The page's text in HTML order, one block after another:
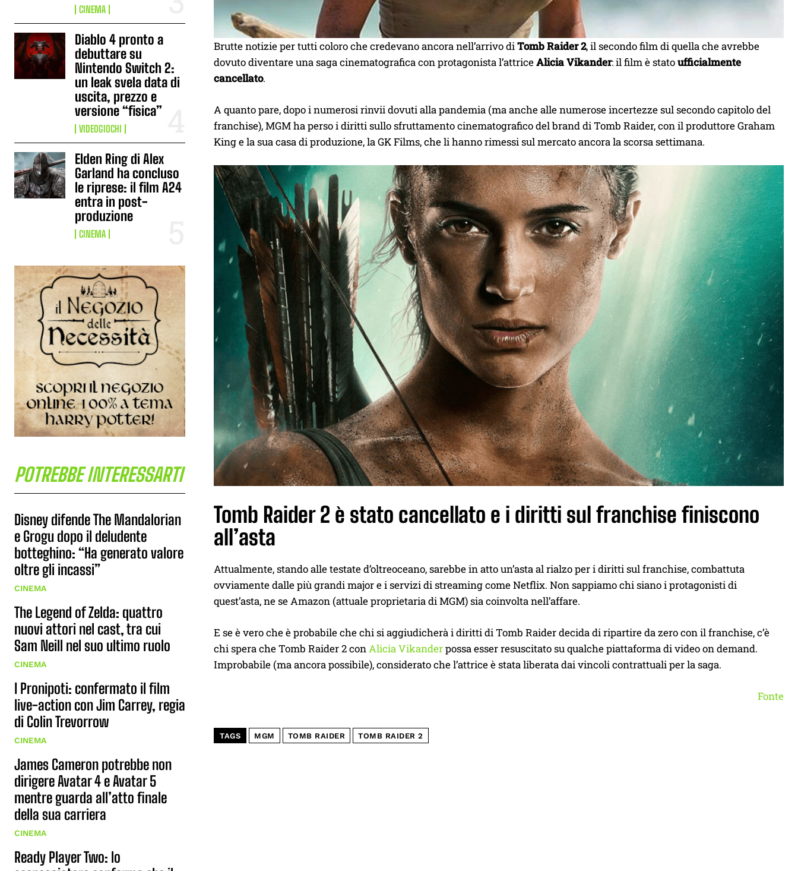
CINEMA
Diablo 4 pronto a
debuttare su
Nintendo Switch 2:
un leak svela data di
uscita, prezzo e
versione “fisica”
VIDEOGIOCHI
Elden Ring di Alex
Garland ha concluso
le riprese: il film A24
entra in post-
produzione
CINEMA
POTREBBE INTERESSARTI
Disney difende The Mandalorian
e Grogu dopo il deludente
botteghino: “Ha generato valore
oltre gli incassi”
CINEMA
The Legend of Zelda: quattro
nuovi attori nel cast, tra cui
Sam Neill nel suo ultimo ruolo
CINEMA
I Pronipoti: confermato il film
live-action con Jim Carrey, regia
di Colin Trevorrow
CINEMA
James Cameron potrebbe non
dirigere Avatar 4 e Avatar 5
mentre guarda all’atto finale
della sua carriera
CINEMA
Ready Player Two: lo
Brutte notizie per tutti coloro che credevano ancora nell’arrivo diTomb Raider 2, il secondo film di quella che avrebbe
dovuto diventare una saga cinematografica con protagonista l’attriceAlicia Vikander: il film è statoufficialmente
cancellato.
A quanto pare, dopo i numerosi rinvii dovuti alla pandemia (ma anche alle numerose incertezze sul secondo capitolo del
franchise), MGM ha perso i diritti sullo sfruttamento cinematografico del brand di Tomb Raider, con il produttore Graham
King e la sua casa di produzione, la GK Films, che li hanno rimessi sul mercato ancora la scorsa settimana.
Tomb Raider 2 è stato cancellato e i diritti sul franchise finiscono
all’asta
Attualmente, stando alle testate d’oltreoceano, sarebbe in atto un’asta al rialzo per i diritti sul franchise, combattuta
ovviamente dalle più grandi major e i servizi di streaming come Netflix. Non sappiamo chi siano i protagonisti di
quest’asta, ne se Amazon (attuale proprietaria di MGM) sia coinvolta nell’affare.
E se è vero che è probabile che chi si aggiudicherà i diritti di Tomb Raider decida di ripartire da zero con il franchise, c’è
chi spera che Tomb Raider 2 conAlicia Vikanderpossa esser resuscitato su qualche piattaforma di video on demand.
Improbabile (ma ancora possibile), considerato che l’attrice è stata liberata dai vincoli contrattuali per la saga.
Fonte
TAGS MGM TOMB RAIDER TOMB RAIDER 2